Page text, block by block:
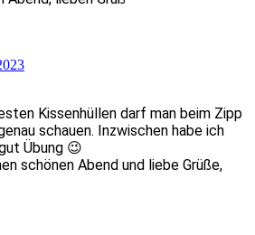
Kissenhüllen darf man beim Zipp
schauen. Inzwischen habe ich
Übung 😉
schönen Abend und liebe Grüße,